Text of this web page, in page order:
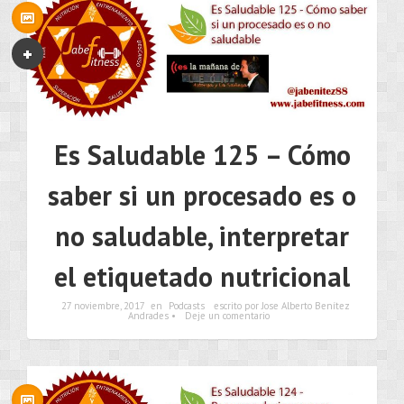
Es Saludable 125 – Cómo
saber si un procesado es o
no saludable, interpretar
el etiquetado nutricional
27 noviembre, 2017 en Podcasts escrito por Jose Alberto Benítez
Andrades • Deje un comentario